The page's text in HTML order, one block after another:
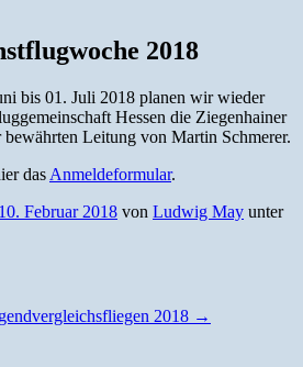
2018
bis 01. Juli 2018 pla­nen wir wieder
Hes­sen die Ziegen­hain­er
Leitung von Mar­tin Schmerer.
das Anmelde­for­mu­lar.
10. Februar 2018 von Ludwig May unter
2018 →